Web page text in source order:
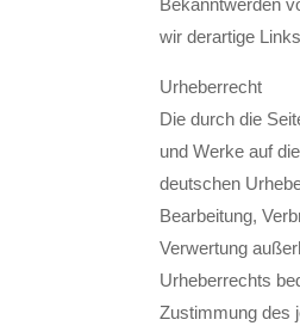
wir derartige
Urheberrecht
Die durch die
und Werke auf
deutschen
Bearbeitung,
Verwertung
Urheberrechts
Zustimmung des